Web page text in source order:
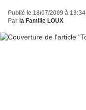
Publié le 18/07/2009 à 13:34
Par la Famille LOUX